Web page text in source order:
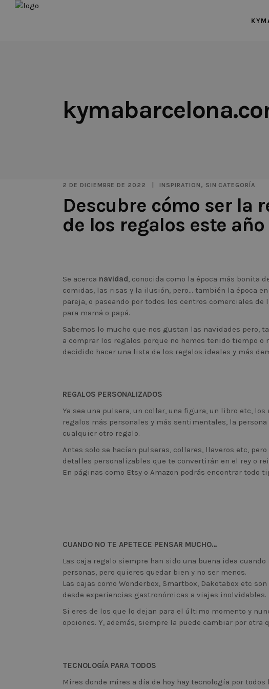
2 DE DICIEMBRE DE 2022 INSPIRATION , SIN CATEGORÍA
Descubre cómo ser la
de los regalos este año
Se acerca navidad, conocida como la época más bonita
comidas, las risas y la ilusión, pero… también la época
pareja, o paseando por todos los centros comerciales
para mamá o papá.
Sabemos lo mucho que nos gustan las navidades
a comprar los regalos porque no hemos tenido tiempo o
decidido hacer una lista de los regalos ideales y más
REGALOS PERSONALIZADOS
Ya sea una pulsera, un collar, una figura, un libro etc,
regalos más personales y más sentimentales, la
cualquier otro regalo.
Antes solo se hacían pulseras, collares, llaveros etc,
detalles personalizables que te convertirán en el rey o
En páginas como Etsy o Amazon podrás encontrar todo
CUANDO NO TE APETECE PENSAR MUCHO…
Las caja regalo siempre han sido una buena idea
personas, pero quieres quedar bien y no ser menos.
Las cajas como Wonderbox, Smartbox, Dakotabox etc
desde experiencias gastronómicas a viajes
Si eres de los que lo dejan para el último momento y
opciones. Y, además, siempre la puede cambiar por
TECNOLOGÍA PARA TODOS
Mires donde mires a día de hoy hay tecnología por